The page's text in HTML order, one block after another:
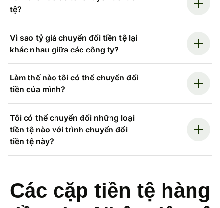
tệ?
Vì sao tỷ giá chuyển đổi tiền tệ lại
khác nhau giữa các công ty?
Làm thế nào tôi có thể chuyển đổi
tiền của mình?
Tôi có thể chuyển đổi những loại
tiền tệ nào với trình chuyển đổi
tiền tệ này?
Các cặp tiền tệ hàng